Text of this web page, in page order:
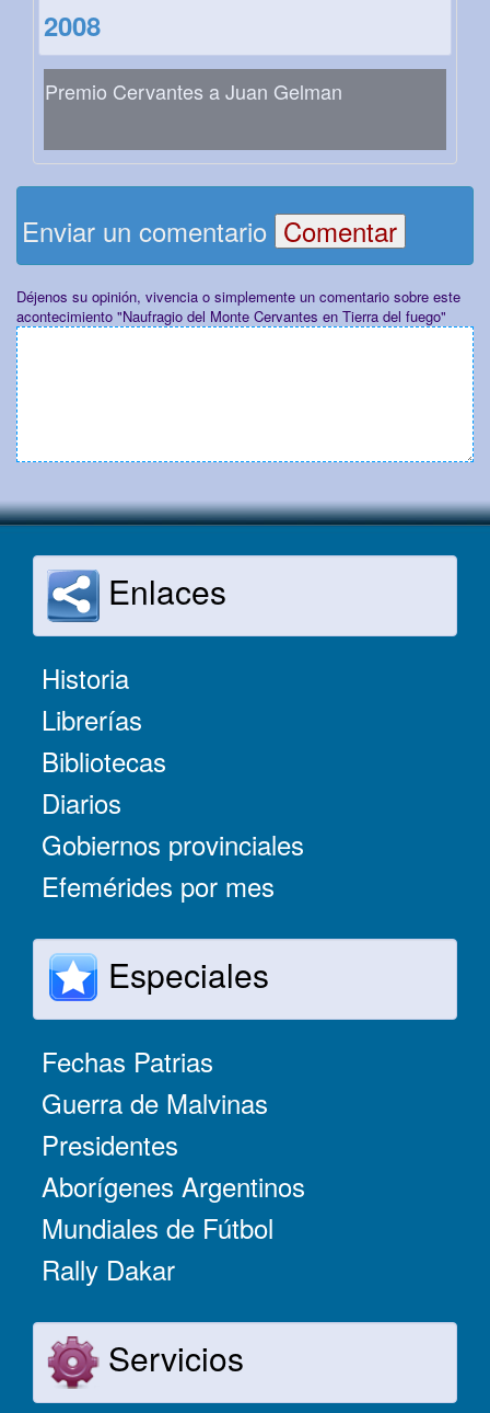
2008
Premio Cervantes a Juan Gelman
Enviar un comentario
Déjenos su opinión, vivencia o simplemente un comentario sobre este
acontecimiento "Naufragio del Monte Cervantes en Tierra del fuego"
Enlaces
Historia
Librerías
Bibliotecas
Diarios
Gobiernos provinciales
Efemérides por mes
Especiales
Fechas Patrias
Guerra de Malvinas
Presidentes
Aborígenes Argentinos
Mundiales de Fútbol
Rally Dakar
Servicios